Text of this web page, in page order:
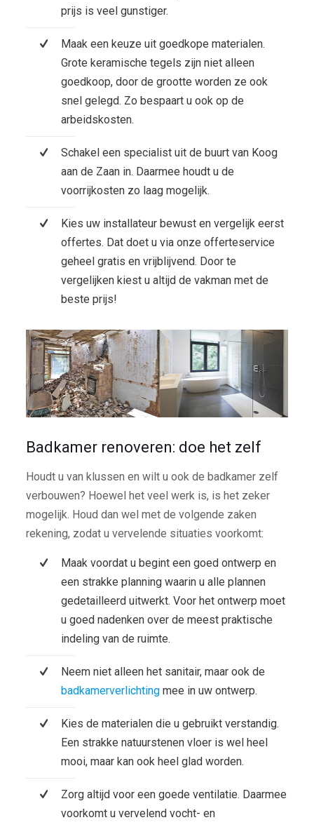
prijs is veel gunstiger.
Maak een keuze uit goedkope materialen.
Grote keramische tegels zijn niet alleen
goedkoop, door de grootte worden ze ook
snel gelegd. Zo bespaart u ook op de
arbeidskosten.
Schakel een specialist uit de buurt van Koog
aan de Zaan in. Daarmee houdt u de
voorrijkosten zo laag mogelijk.
Kies uw installateur bewust en vergelijk eerst
offertes. Dat doet u via onze offerteservice
geheel gratis en vrijblijvend. Door te
vergelijken kiest u altijd de vakman met de
beste prijs!
Badkamer renoveren: doe het zelf
Houdt u van klussen en wilt u ook de badkamer zelf
verbouwen? Hoewel het veel werk is, is het zeker
mogelijk. Houd dan wel met de volgende zaken
rekening, zodat u vervelende situaties voorkomt:
Maak voordat u begint een goed ontwerp en
een strakke planning waarin u alle plannen
gedetailleerd uitwerkt. Voor het ontwerp moet
u goed nadenken over de meest praktische
indeling van de ruimte.
Neem niet alleen het sanitair, maar ook de
badkamerverlichtingmee in uw ontwerp.
Kies de materialen die u gebruikt verstandig.
Een strakke natuurstenen vloer is wel heel
mooi, maar kan ook heel glad worden.
Zorg altijd voor een goede ventilatie. Daarmee
voorkomt u vervelend vocht- en